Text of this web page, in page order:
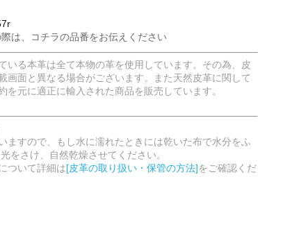
は、コチラの品番をお伝えください
いる本革は全て本物の革を使用しています。その為、皮
画面と異なる場合がございます。また天然皮革に関して
を元に適正に輸入された商品を販売しています。
ますので、もし水に濡れたときには乾いた布で水分をふ
をさけ、自然乾燥させてください。
ついて詳細は[皮革の取り扱い・保管の方法]をご確認くだ